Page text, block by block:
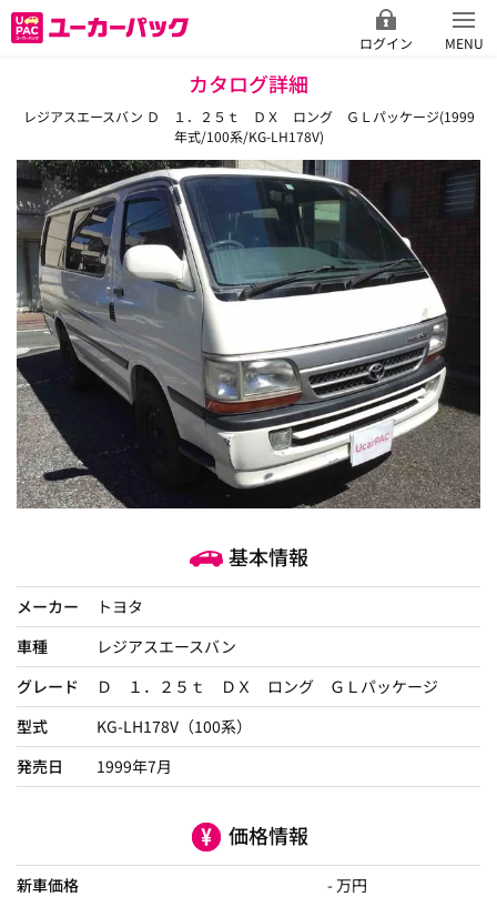
ログイン MENU
カタログ詳細
レジアスエースバン Ｄ １．２５ｔ ＤＸ ロング ＧＬパッケージ(1999
年式/100系/KG-LH178V)
基本情報
メーカー
トヨタ
車種
レジアスエースバン
グレード
Ｄ １．２５ｔ ＤＸ ロング ＧＬパッケージ
型式
KG-LH178V（100系）
発売日
1999年7月
価格情報
新車価格
- 万円